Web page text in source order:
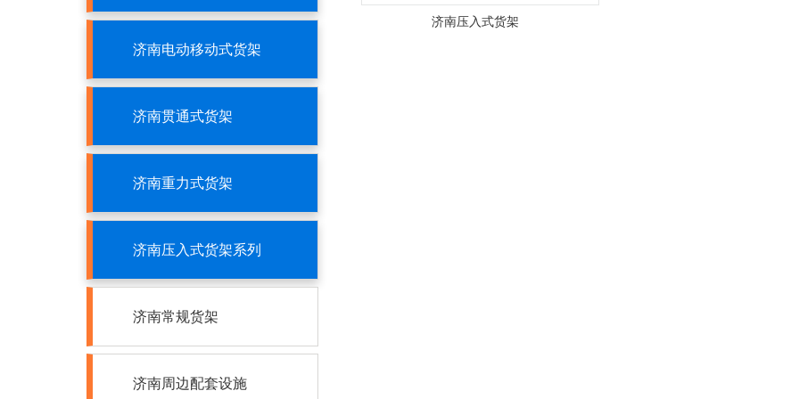
济南压入式货架
济南电动移动式货架
济南贯通式货架
济南重力式货架
济南压入式货架系列
济南常规货架
济南周边配套设施